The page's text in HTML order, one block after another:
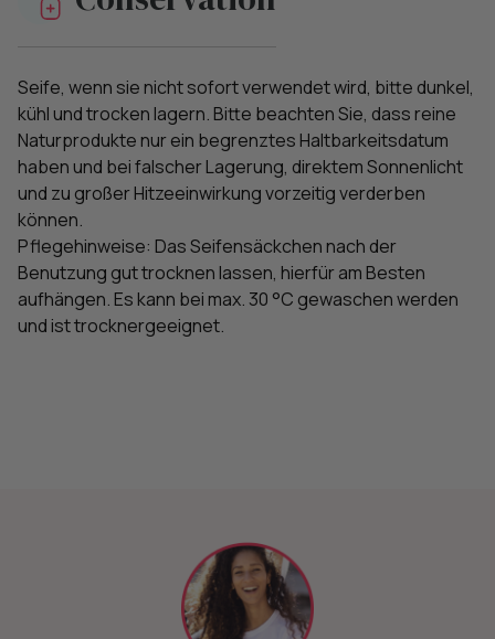
Seife, wenn sie nicht sofort verwendet wird, bitte dunkel,
kühl und trocken lagern. Bitte beachten Sie, dass reine
Naturprodukte nur ein begrenztes Haltbarkeitsdatum
haben und bei falscher Lagerung, direktem Sonnenlicht
und zu großer Hitzeeinwirkung vorzeitig verderben
können.
Pflegehinweise: Das Seifensäckchen nach der
Benutzung gut trocknen lassen, hierfür am Besten
aufhängen. Es kann bei max. 30 °C gewaschen werden
und ist trocknergeeignet.